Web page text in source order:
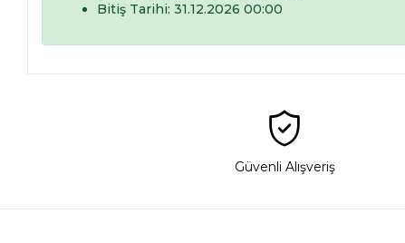
Bitiş Tarihi: 31.12.2026 00:00
Güvenli Alışveriş